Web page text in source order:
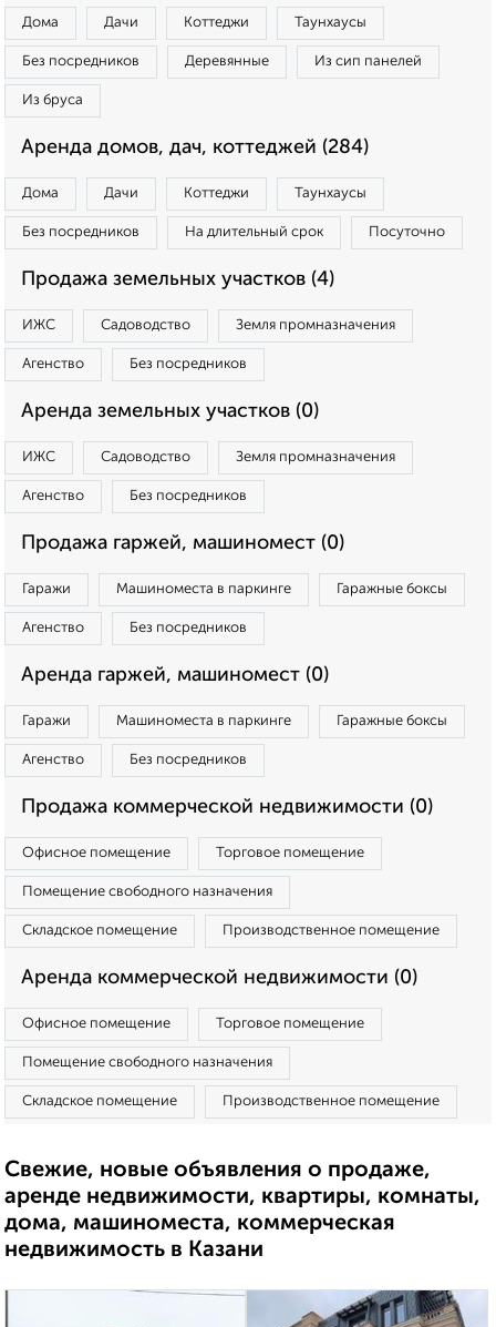
Дома Дачи Коттеджи Таунхаусы
Без посредников Деревянные Из сип панелей
Из бруса
Аренда домов, дач, коттеджей (284)
Дома Дачи Коттеджи Таунхаусы
Без посредников На длительный срок Посуточно
Продажа земельных участков (4)
ИЖС Садоводство Земля промназначения
Агенство Без посредников
Аренда земельных участков (0)
ИЖС Садоводство Земля промназначения
Агенство Без посредников
Продажа гаржей, машиномест (0)
Гаражи Машиноместа в паркинге Гаражные боксы
Агенство Без посредников
Аренда гаржей, машиномест (0)
Гаражи Машиноместа в паркинге Гаражные боксы
Агенство Без посредников
Продажа коммерческой недвижимости (0)
Офисное помещение Торговое помещение
Помещение свободного назначения
Складское помещение Производственное помещение
Аренда коммерческой недвижимости (0)
Офисное помещение Торговое помещение
Помещение свободного назначения
Складское помещение Производственное помещение
Свежие, новые объявления о продаже,
аренде недвижимости, квартиры, комнаты,
дома, машиноместа, коммерческая
недвижимость в Казани